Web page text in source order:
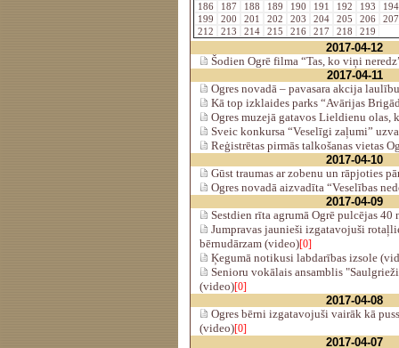
186
187 188 189 190 191 192 193
199
200 201 202 203 204 205 206
212
213 214 215 216 217 218 219
2017-04-12
Šodien Ogrē filma “Tas, ko viņi
2017-04-11
Ogres novadā – pavasara akcija
Kā top izklaides parks “Avārijas
Ogres muzejā gatavos Lieldienu olas,
Sveic konkursa “Veselīgi zaļumi”
Reģistrētas pirmās talkošanas vietas
2017-04-10
Gūst traumas ar zobenu un rāpjoties
Ogres novadā aizvadīta “Veselības
2017-04-09
Sestdien rīta agrumā Ogrē pulcējas
Jumpravas jaunieši izgatavojuši
bērnudārzam (video)[0]
Ķegumā notikusi labdarības izsole
Senioru vokālais ansamblis
(video)[0]
2017-04-08
Ogres bērni izgatavojuši vairāk kā
(video)[0]
2017-04-07